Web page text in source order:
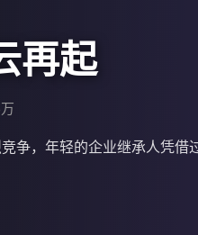
再起
争，年轻的企业继承人凭借
迷案
入调查，揭开古镇隐藏的百